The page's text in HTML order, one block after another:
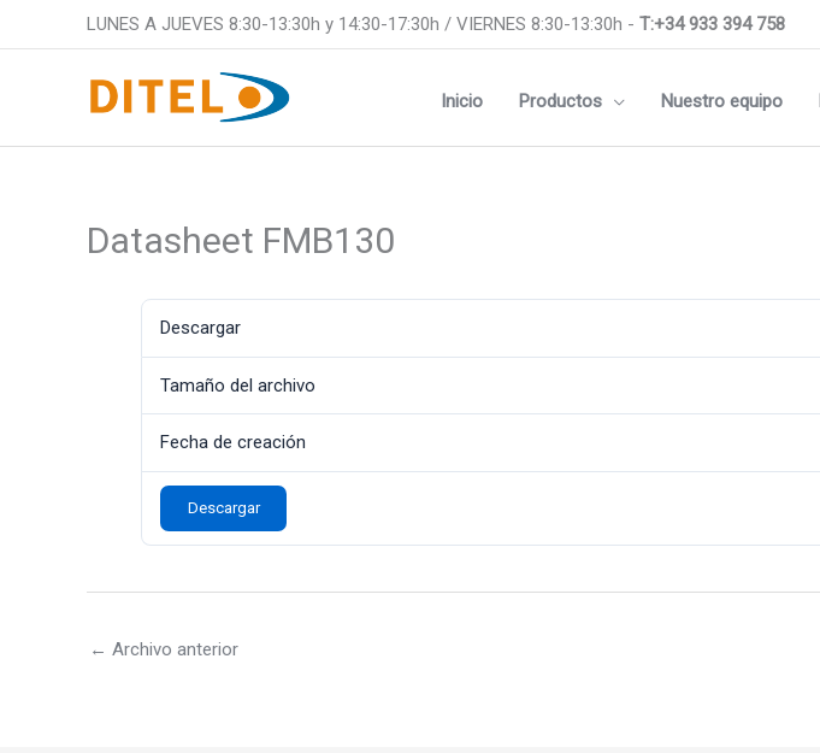
LUNES A JUEVES 8:30-13:30h y 14:30-17:30h / VIERNES 8:30-13:30h - T:+34 933 394 758
Inicio Productos Nuestro equipo
Datasheet FMB130
Descargar
Tamaño del archivo
Fecha de creación
Descargar
← Archivo anterior